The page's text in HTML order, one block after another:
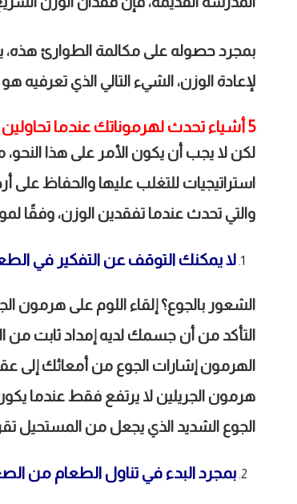
بمجرد حصوله على مكالمة الطوارئ
لإعادة الوزن، الشيء التالي الذي
5 أشياء تحدث لهرموناتك عندما تحاولين إنقاص الوزن
لكن لا يجب أن يكون الأمر على هذا
استراتيجيات للتغلب عليها والحفاظ على
والتي تحدث عندما تفقدين الوزن، وفقًا
لا يمكنك التوقف عن التفكير في
الشعور بالجوع؟ إلقاء اللوم على
التأكد من أن جسمك لديه إمداد ثابت من
الهرمون إشارات الجوع من أمعائك إلى
هرمون الجريلين لا يرتفع فقط عندما
الجوع الشديد الذي يجعل من المستحيل
بمجرد البدء في تناول الطعام من